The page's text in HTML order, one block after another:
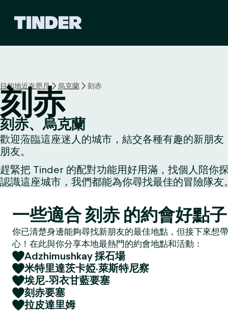
首
目的地近在咫尺 烏克蘭 刻赤
刻赤
刻赤、烏克蘭
歡迎蒞臨這座迷人的城市，結交各種有趣的新朋
朋友。
趕緊把 Tinder 的配對功能用好用滿，找個人陪你
認識這座城市，我們都能為你尋找最佳的冒險隊友
一些適合 刻赤 的約會好點
你已清楚身邊能夠尋找新朋友的最佳地點，但接下來想
心！在此與你分享本地最熱門的約會地點和活動：
Adzhimushkay 採石場
米特里達茨卡婭·萊斯特尼察
埃尼-羽衣甘藍要塞
刻赤要塞
拉皮達里姆